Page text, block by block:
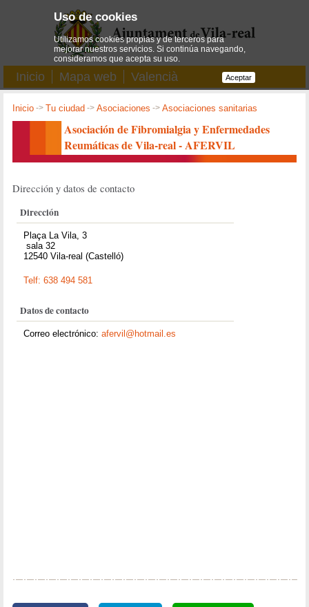
Inicio Mapa web Valencià
Inicio ->Tu ciudad ->Asociaciones ->Asociaciones sanitarias
Asociación de Fibromialgia y Enfermedades
Reumáticas de Vila-real - AFERVIL
Dirección y datos de contacto
Dirección
Plaça La Vila, 3
sala 32
12540 Vila-real (Castelló)
Telf: 638 494 581
Datos de contacto
Correo electrónico:afervil@hotmail.es
Uso de cookies
Utilizamos cookies propias y de terceros para
mejorar nuestros servicios. Si continúa navegando,
consideramos que acepta su uso.
Aceptar